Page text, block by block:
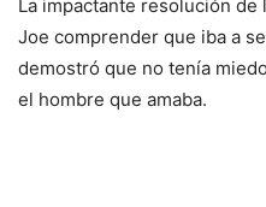
La impactante resolución de
Joe comprender que iba a
demostró que no tenía
el hombre que amaba.